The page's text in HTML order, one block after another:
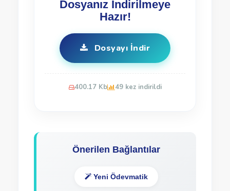
Dosyanız İndirilmeye
Hazır!
Dosyayı İndir
400.17 Kb 49 kez indirildi
Önerilen Bağlantılar
Yeni Ödevmatik